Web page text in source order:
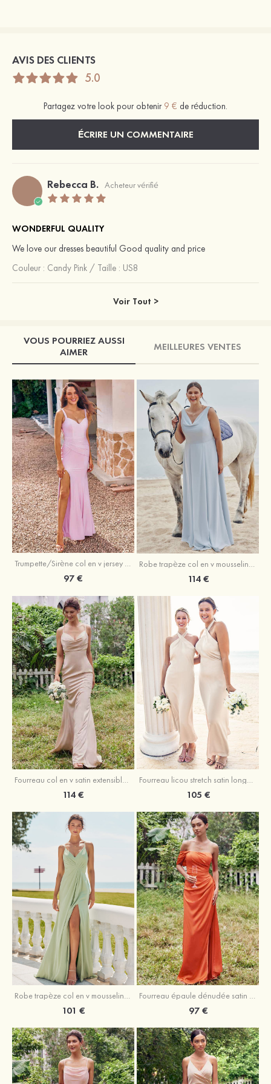
AVIS DES CLIENTS
5.0
Partagez votre look pour obtenir 9 € de réduction.
ÉCRIRE UN COMMENTAIRE
Rebecca B. Acheteur vérifié
WONDERFUL QUALITY
We love our dresses beautiful Good quality and price
Couleur : Candy Pink / Taille : US8
Voir Tout >
VOUS POURRIEZ AUSSI
AIMER
MEILLEURES VENTES
Trumpette/Sirène col en v jersey ras du sol robe de demoiselle d'honneur
97 € 114 €
Fourreau col en v satin extensible ras du sol robe de demoiselle d'honneur
114 €
Fourreau licou stretch satin longueur cheville robe de demoiselle d'honneur
105 €
Robe trapèze col en v mousseline ras du sol robe de demoiselle d'honneur
101 €
Fourreau épaule dénudée satin extensible ras du sol robe de demoiselle d'honneur
97 €